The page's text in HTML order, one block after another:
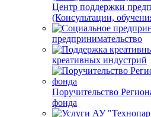
Центр поддержки
(Консультации,
предпринимательство
креативных индустрий
Поручительство
фонда